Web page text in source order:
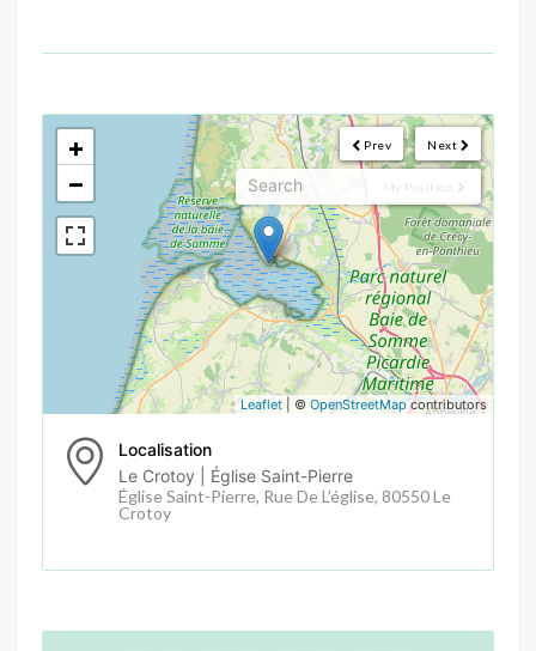
Next
Prev
My Position
<!---->
+
−
Leaflet | © OpenStreetMapcontributors
Localisation
Le Crotoy | Église Saint-Pierre
Église Saint-Pierre, Rue De L’église, 80550 Le
Crotoy